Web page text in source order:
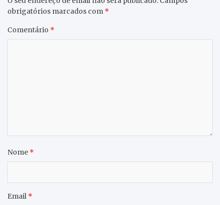
obrigatórios marcados com *
Comentário *
Nome *
Email *